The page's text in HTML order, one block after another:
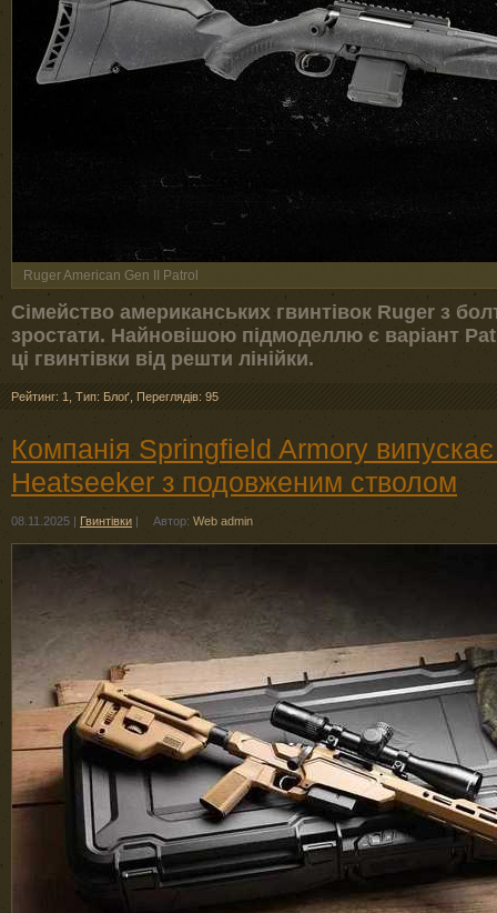
Ruger American Gen II Patrol
Сімейство американських гвинтівок Ruger з
зростати. Найновішою підмоделлю є варіант
ці гвинтівки від решти лінійки.
Рейтинг: 1 Тип: Блоґ Переглядів: 95
Компанія Springfield Armory випускає
Heatseeker з подовженим стволом
08.11.2025 | Гвинтівки | Автор: Web admin